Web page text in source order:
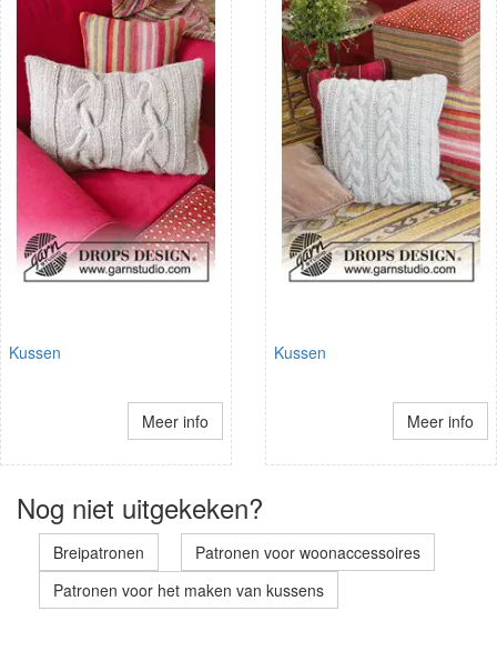
Kussen
Meer info
Kussen
Meer info
Nog niet uitgekeken?
Breipatronen
Patronen voor woonaccessoires
Patronen voor het maken van kussens